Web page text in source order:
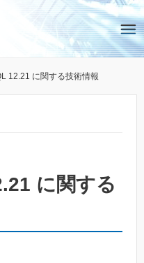
12.21 に関する技術情報
に関する